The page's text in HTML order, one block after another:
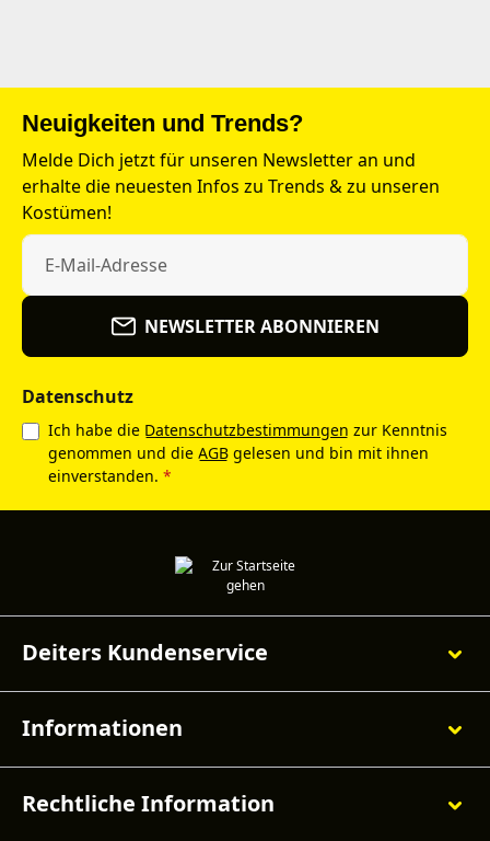
Neuigkeiten und Trends?
Melde Dich jetzt für unseren Newsletter an und
erhalte die neuesten Infos zu Trends & zu unseren
Kostümen!
NEWSLETTER ABONNIEREN
Datenschutz
Ich habe die Datenschutzbestimmungen zur Kenntnis
genommen und die AGB gelesen und bin mit ihnen
einverstanden. *
Deiters Kundenservice
Informationen
Rechtliche Information